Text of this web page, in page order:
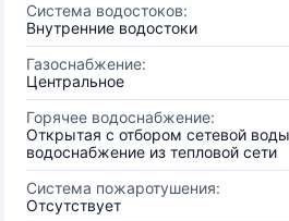
Система водостоков:
Внутренние водостоки
Газоснабжение:
Центральное
Горячее водоснабжение:
Открытая с отбором сетевой
водоснабжение из тепловой сети
Система пожаротушения:
Отсутствует